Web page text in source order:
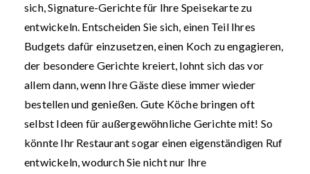
sich, Signature-Gerichte für Ihre Speisekarte zu
entwickeln. Entscheiden Sie sich, einen Teil Ihres
Budgets dafür einzusetzen, einen Koch zu engagieren,
der besondere Gerichte kreiert, lohnt sich das vor
allem dann, wenn Ihre Gäste diese immer wieder
bestellen und genießen. Gute Köche bringen oft
selbst Ideen für außergewöhnliche Gerichte mit! So
könnte Ihr Restaurant sogar einen eigenständigen Ruf
entwickeln, wodurch Sie nicht nur Ihre